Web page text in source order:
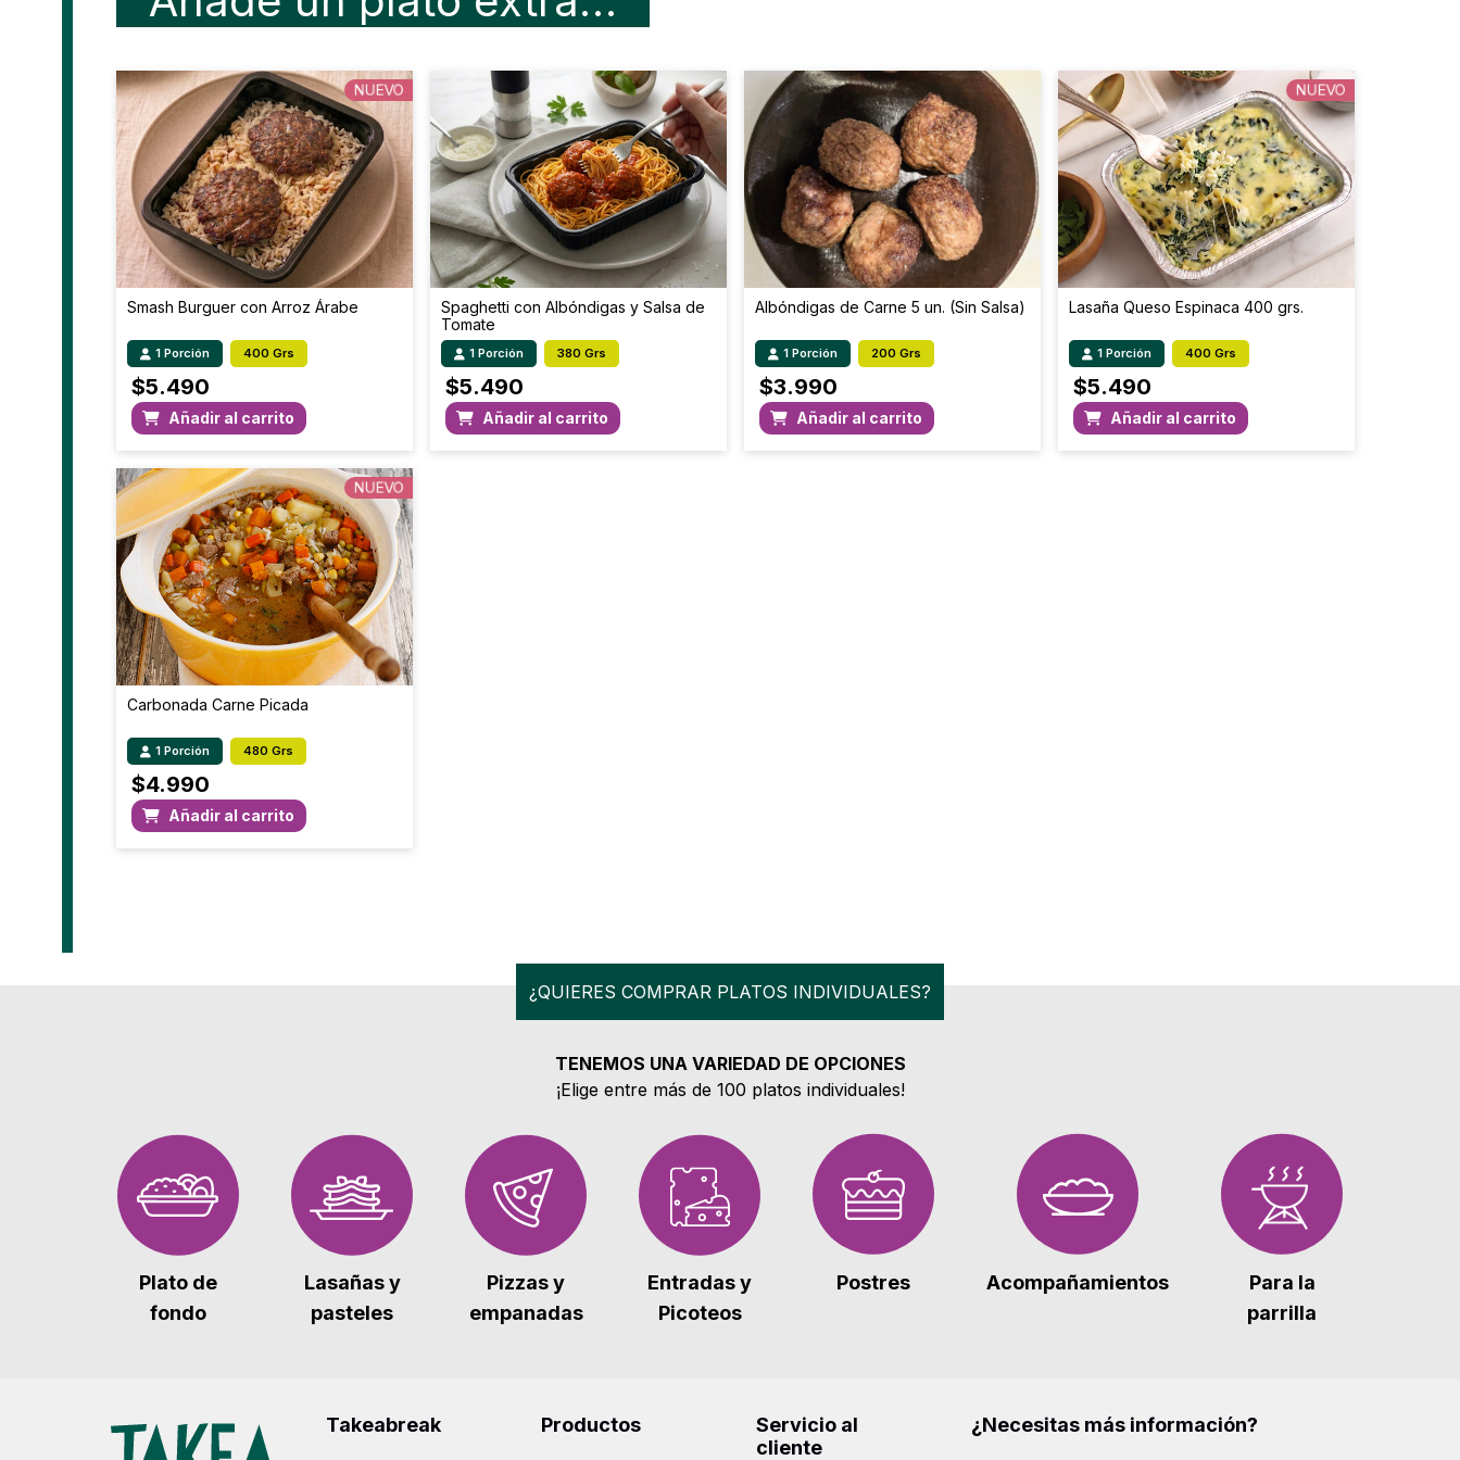
H. de C. disponible (g) 1.2 3.1
Fibra Total (g) 0.2 0.6
Sodio (mg) 488 1221
NUEVO
Smash Burguer con Arroz Árabe
1 Porción 400 Grs
$5.490
Añadir al carrito
Spaghetti con Albóndigas y Salsa de
Tomate
1 Porción 380 Grs
$5.490
Añadir al carrito
Albóndigas de Carne 5 un. (Sin Salsa)
1 Porción 200 Grs
$3.990
Añadir al carrito
NUEVO
Lasaña Queso Espinaca 400 grs.
1 Porción 400 Grs
$5.490
Añadir al carrito
NUEVO
Carbonada Carne Picada
1 Porción 480 Grs
$4.990
Añadir al carrito
¿QUIERES COMPRAR PLATOS INDIVIDUALES?
TENEMOS UNA VARIEDAD DE OPCIONES
¡Elige entre más de 100 platos individuales!
Plato de
fondo
Lasañas y
pasteles
Pizzas y
empanadas
Entradas y
Picoteos
Postres Acompañamientos
Para la
parrilla
Takeabreak Productos
Servicio al
cliente
¿Necesitas más información?